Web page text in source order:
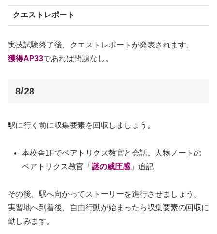
クエストレポート
実技試験終了後、クエストレポートが発表されます。
獲得AP33であれば問題なし。
8/28
駅に行く前に収集要素を回収しましょう。
本校舎1Fでベアトリクス教官と会話。人物ノートの
ベアトリクス教官「謎の威圧感 」追記
その後、駅へ向かってストーリーを進行させましょう。
実習地へ到着後、自由行動が始まったら収集要素の回収に
勤しみます。